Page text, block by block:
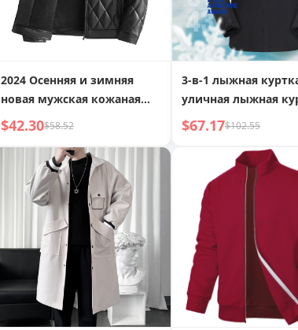
2024 Осенняя и зимняя
новая мужская кожаная
куртка, утолщенная
кожаная куртка из
искусственной кожи,
мужская мотоциклетная
кожаная куртка с
воротником-стойкой,
повседневная мужская
верхняя одежда
$42.30$58.52
3-в-1 лыжная
уличная лыжная
унисекс, 3-в-1
осенне-зимняя
ветрозащитная
альпинистская
$67.17$102.55